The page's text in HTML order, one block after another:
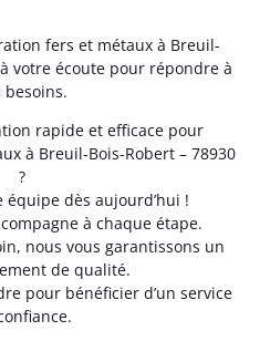
fers et métaux à Breuil-
votre écoute pour répondre à
besoins.
rapide et efficace pour
à Breuil-Bois-Robert – 78930
?
équipe dès aujourd’hui !
à chaque étape.
nous vous garantissons un
de qualité.
pour bénéficier d’un service